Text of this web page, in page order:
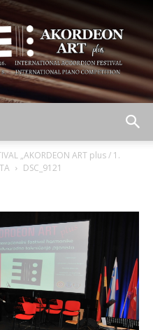
„AKORDEON ART plus / 1.
DSC_9121